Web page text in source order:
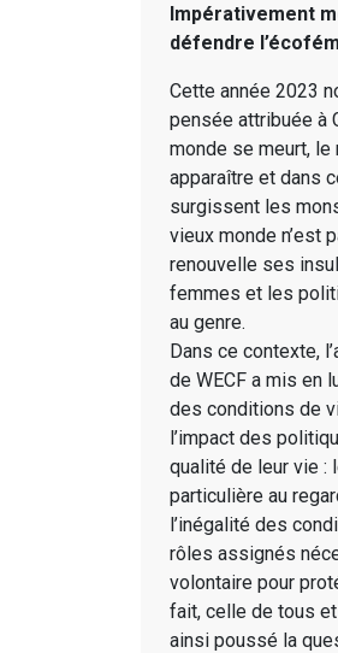
Impérativement
défendre
Cette année 2023
pensée attribuée à
monde se meurt, le
apparaître et dans
surgissent les
vieux monde n’est
renouvelle ses
femmes et les
au genre.
Dans ce contexte,
de WECF a mis en
des conditions de
l’impact des
qualité de leur vie :
particulière au
l’inégalité des
rôles assignés
volontaire pour
fait, celle de tous
ainsi poussé la